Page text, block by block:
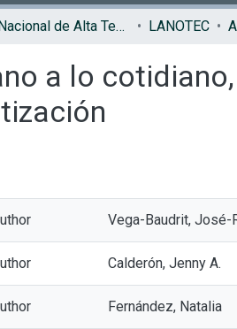
Centro Nacional de Alta Tecnología (CENAT) LANOTEC
a lo
Vega-Baudrit, José-
Calderón, Jenny A.
Fernández, Natalia